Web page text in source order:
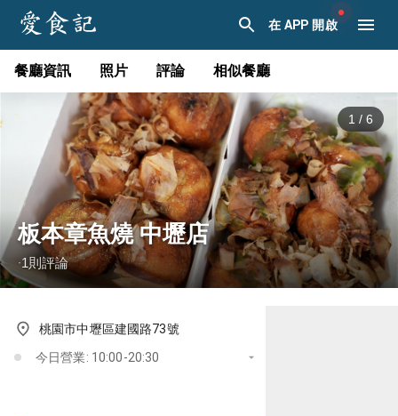
在 APP 開啟
餐廳資訊 照片 評論 相似餐廳
1 / 6
板本章魚燒 中壢店
·1則評論
桃園市中壢區建國路73號
今日營業: 10:00-20:30